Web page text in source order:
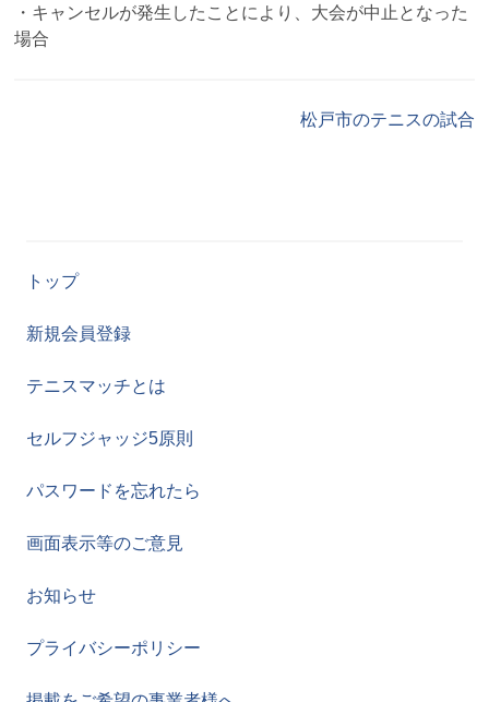
・キャンセルが発生したことにより、大会が中止となった
場合
松戸市のテニスの試合
トップ
新規会員登録
テニスマッチとは
セルフジャッジ5原則
パスワードを忘れたら
画面表示等のご意見
お知らせ
プライバシーポリシー